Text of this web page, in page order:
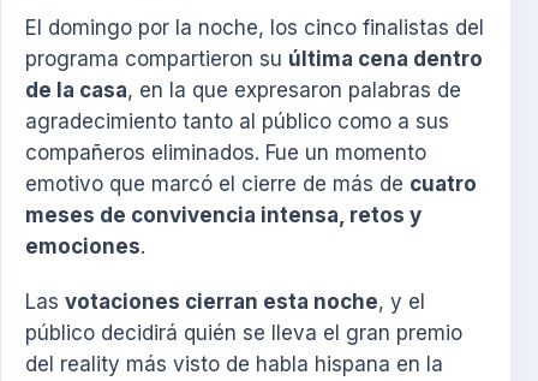
El domingo por la noche, los cinco finalistas del
programa compartieron su última cena dentro
de la casa, en la que expresaron palabras de
agradecimiento tanto al público como a sus
compañeros eliminados. Fue un momento
emotivo que marcó el cierre de más de cuatro
meses de convivencia intensa, retos y
emociones.
Las votaciones cierran esta noche, y el
público decidirá quién se lleva el gran premio
del reality más visto de habla hispana en la